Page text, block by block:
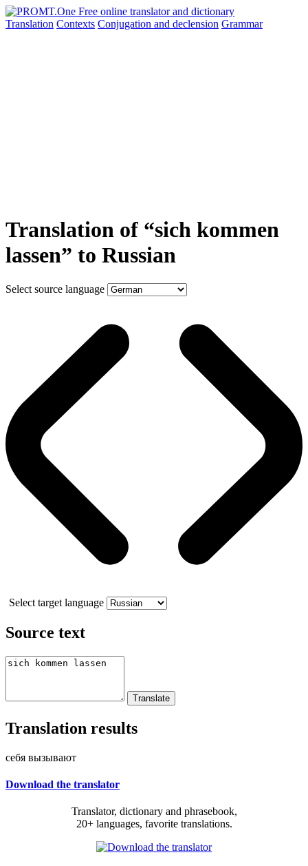
Translation Contexts Conjugation and declension Grammar
Translation of “sich kommen
lassen” to Russian
Select source language
Select target language
Source text
Translation results
себя вызывают
Download the translator
Translator, dictionary and phrasebook,
20+ languages, favorite translations.